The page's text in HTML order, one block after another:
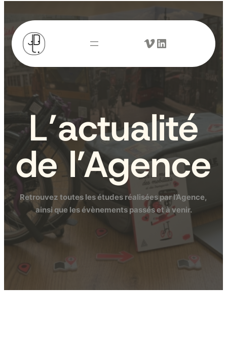
Vimeo LinkedIn
L’actualité
de l’Agence
Retrouvez toutes les études réalisées par l’Agence,
ainsi que les évènements passés et à venir.